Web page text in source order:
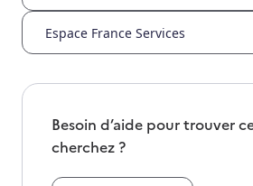
Espace France Services
Besoin d’aide pour trouver
cherchez ?